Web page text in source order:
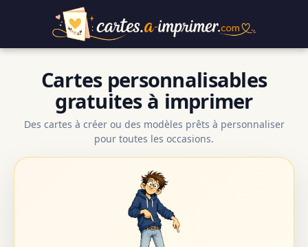
Cartes personnalisables
gratuites à imprimer
Des cartes à créer ou des modèles prêts à personnaliser
pour toutes les occasions.